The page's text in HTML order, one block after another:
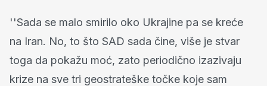
''Sada se malo smirilo oko Ukrajine pa se kreće
na Iran. No, to što SAD sada čine, više je stvar
toga da pokažu moć, zato periodično izazivaju
krize na sve tri geostrateške točke koje sam